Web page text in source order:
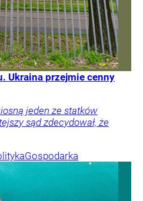
Ukraina przejmie cenny
jeden ze statków
sąd zdecydował, że
Gospodarka